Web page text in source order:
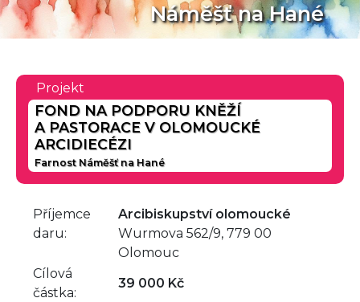
Náměšť na Hané
Projekt
FOND NA PODPORU KNĚŽÍ
A PASTORACE V OLOMOUCKÉ
ARCIDIECÉZI
Farnost Náměšť na Hané
Příjemce
daru:
Arcibiskupství olomoucké
Wurmova 562/9, 779 00
Olomouc
Cílová
částka:
39 000 Kč